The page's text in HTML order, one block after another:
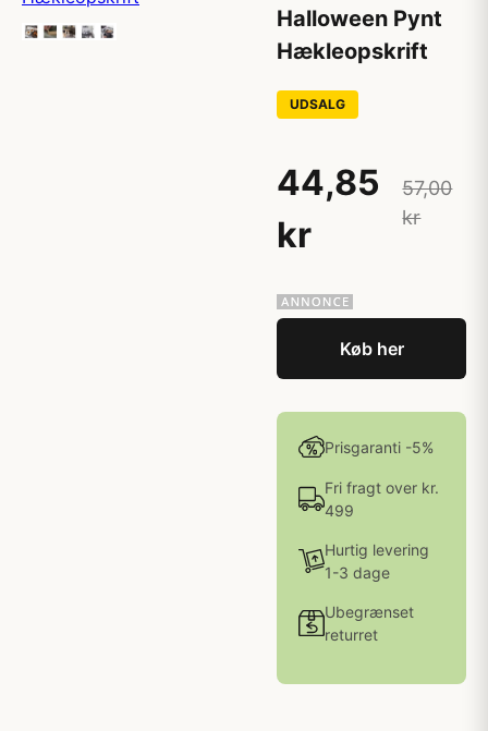
Halloween Pynt
Hækleopskrift
UDSALG
44,85
kr
57,00
kr
Køb her
Prisgaranti -5%
Fri fragt over kr.
499
Hurtig levering
1-3 dage
Ubegrænset
returret